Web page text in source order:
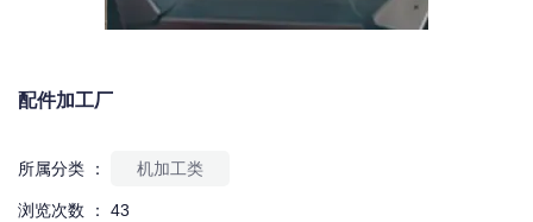
配件加工厂
所属分类 ： 机加工类
浏览次数 ： 43